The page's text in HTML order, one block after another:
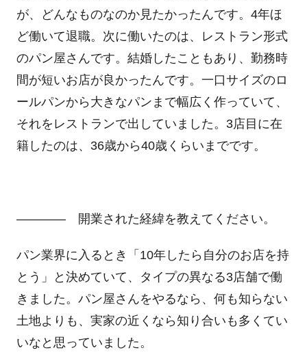
が、どんなものなのか見たかったんです。4年ほ
ど働いて退職。次に働いたのは、レストラン形式
のパン屋さんです。結婚したこともあり、勤務時
間が短いお店が良かったんです。一口サイズのロ
ールパンから大きなパンまで幅広く作っていて、
それをレストランで出していました。3店目に在
籍したのは、36歳から40歳くらいまでです。
―――― 開業された経緯を教えてください。
パン業界に入るとき「10年したら自分のお店を持
とう」と決めていて、タイプの異なる3店舗で働
きました。パン屋さんをやるなら、何も知らない
土地よりも、実家の近くなら知り合いも多くてい
いなと思っていました。